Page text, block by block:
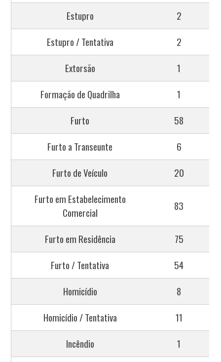
Estupro
2
Estupro / Tentativa
2
Extorsão
1
Formação de Quadrilha
1
Furto
58
Furto a Transeunte
6
Furto de Veículo
20
Furto em Estabelecimento
Comercial
83
Furto em Residência
75
Furto / Tentativa
54
Homicídio
8
Homicídio / Tentativa
11
Incêndio
1